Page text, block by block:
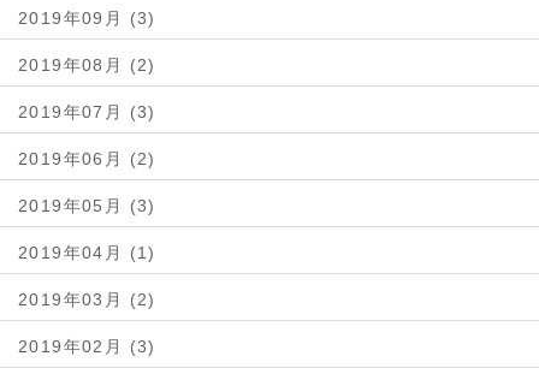
2019年09月 (3)
2019年08月 (2)
2019年07月 (3)
2019年06月 (2)
2019年05月 (3)
2019年04月 (1)
2019年03月 (2)
2019年02月 (3)